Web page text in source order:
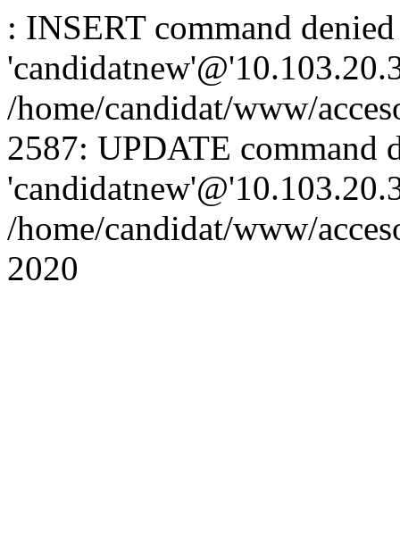
: INSERT command
/home/candidat/www/
2587: UPDATE command
/home/candidat/www/
2020